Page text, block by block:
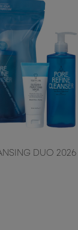
DUO 2026